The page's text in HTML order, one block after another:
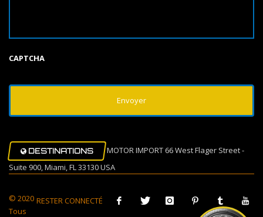
CAPTCHA
DESTINATIONS
MOTOR IMPORT 66 West Flager Street -
Suite 900, Miami, FL 33130 USA
RESTER CONNECTÉ
© 2020
Tous